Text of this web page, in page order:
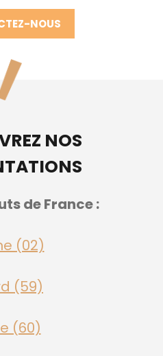
NOUS
NOS
de France :
(02)
(59)
(60)